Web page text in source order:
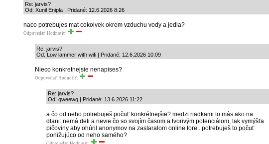
Re: jarvis?
Od: Xunil Enipla | Pridané: 12.6.2026 8:26
naco potrebujes mat cokolvek okrem vzduchu vody a jedla?
Odpovedať Hodnotiť:
Re: jarvis?
Od: Low lammer with wifi | Pridané: 12.6.2026 10:09
Nieco konkretnejsie nenapises?
Odpovedať Hodnotiť:
Re: jarvis?
Od: qweewq | Pridané: 13.6.2026 11:22
a čo od neho potrebuješ počuť konkrétnejšie? medzi riadkami to más ako na
dlani: nemá deti a nevie čo so svojím časom a tvorivým potenciálom, tak vymýšľa
pičoviny aby ohúril anonymov na zastaralom online fore.. potrebuješ to počuť
ponižujúco od neho samého?